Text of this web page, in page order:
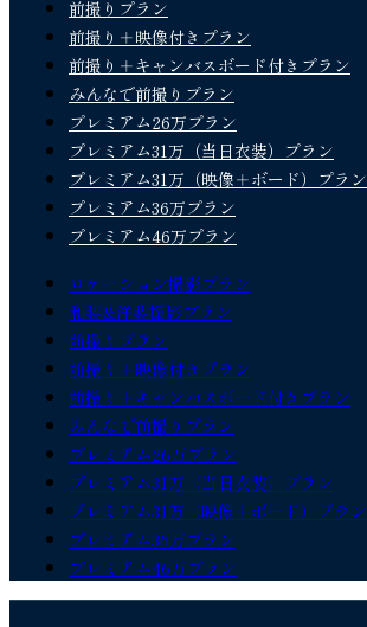
前撮りプラン
前撮り＋映像付きプラン
前撮り＋キャンバスボード付きプラン
みんなで前撮りプラン
プレミアム26万プラン
プレミアム31万（当日衣装）プラン
プレミアム31万（映像＋ボード）プラン
プレミアム36万プラン
プレミアム46万プラン
ロケーション撮影プラン
和装&洋装撮影プラン
前撮りプラン
前撮り＋映像付きプラン
前撮り＋キャンバスボード付きプラン
みんなで前撮りプラン
プレミアム26万プラン
プレミアム31万（当日衣装）プラン
プレミアム31万（映像＋ボード）プラン
プレミアム36万プラン
プレミアム46万プラン